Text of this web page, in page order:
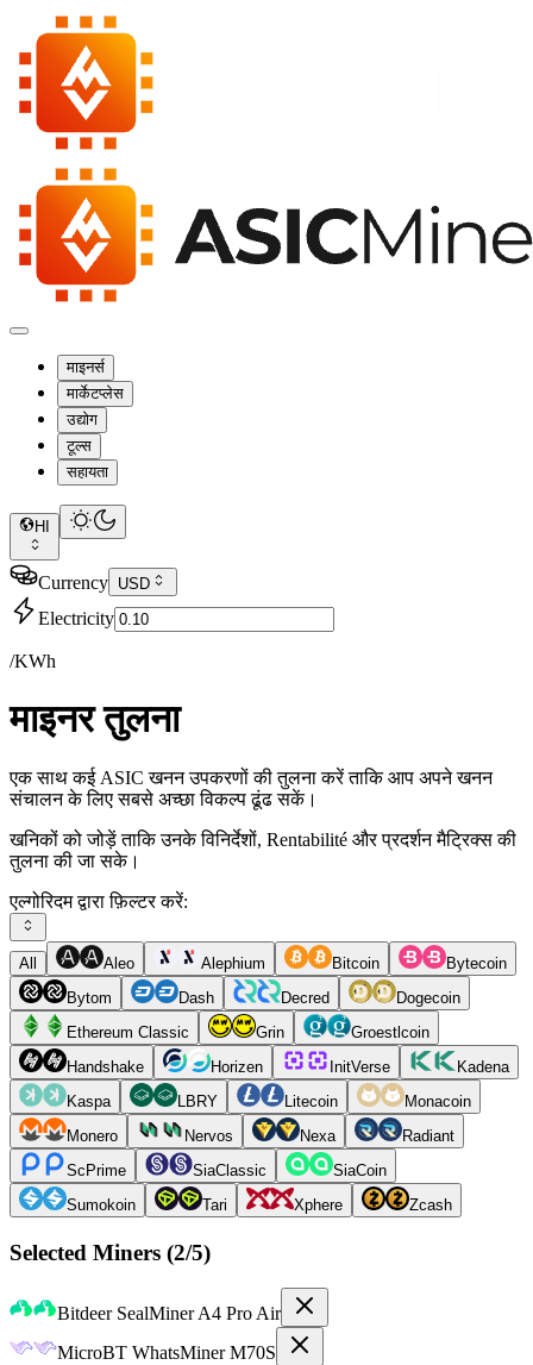
माइनर्स
मार्केटप्लेस
उद्योग
टूल्स
सहायता
HI
Currency USD
Electricity
/KWh
माइनर तुलना
एक साथ कई ASIC खनन उपकरणों की तुलना करें ताकि आप अपने खनन
संचालन के लिए सबसे अच्छा विकल्प ढूंढ सकें।
खनिकों को जोड़ें ताकि उनके विनिर्देशों, Rentabilité और प्रदर्शन मैट्रिक्स की
तुलना की जा सके।
एल्गोरिदम द्वारा फ़िल्टर करें:
All Aleo Alephium Bitcoin
Bytecoin
Bytom
Dash Decred
Dogecoin
Ethereum Classic
Grin
Groestlcoin
Handshake
Horizen InitVerse
Kadena
Kaspa
LBRY Litecoin
Monacoin
Monero
Nervos Nexa
Radiant
ScPrime
SiaClassic
SiaCoin
Sumokoin
Tari Xphere Zcash
Selected Miners (2/5)
Bitdeer SealMiner A4 Pro Air
MicroBT WhatsMiner M70S